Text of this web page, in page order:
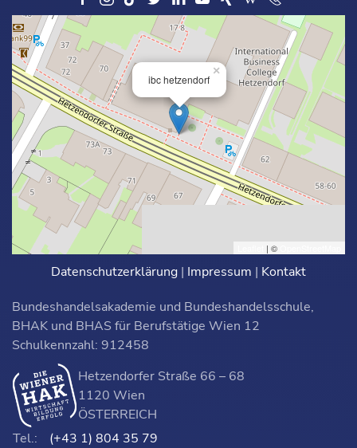
ibc hetzendorf
×
| ©
Datenschutzerklärung | Impressum | Kontakt
Bundeshandelsakademie und Bundeshandelsschule,
BHAK und BHAS für Berufstätige Wien 12
Schulkennzahl: 912458
Hetzendorfer Straße 66 – 68
1120 Wien
ÖSTERREICH
Tel.:
(+43 1) 804 35 79